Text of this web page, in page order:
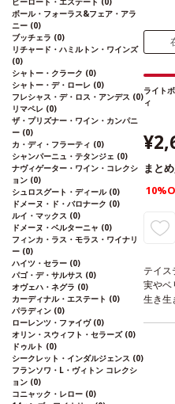
ボール・フォーラス&フェア・アラ
ニー (0)
ブッチェラ (0)
リチャード・ハミルトン・ワインズ
(0)
シャトー・クラーク (0)
シャトー・デ・ローレ (0)
フレシャス・デ・ロス・アンデス (0)
リマペレ (0)
ザ・プリズナー・ワイン・カンパニ
ー (0)
カ・ディ・フラーティ (0)
シャンパーニュ・テタンジェ (0)
ナヴィゲーター・ワイン・コレクシ
ョン (0)
シュロスグート・ディール (0)
ドメーヌ・ド・バロナーク (0)
ルイ・マックス (0)
ドメーヌ・ベルターニャ (0)
フィンカ・ラス・モラス・ワイナリ
ー (0)
ハイツ・セラー (0)
パゴ・デ・サルサス (0)
オヴェハ・ネグラ (0)
カーディナル・エステート (0)
パラディン (0)
ローレンツ・ファイヴ (0)
オリン・スウィフト・セラーズ (0)
ドゥルト (0)
シークレット・インダルジェンス (0)
フランソワ・L・ヴィトン コレクシ
ョン (0)
コニャック・レロー (0)
で、
メー
シツ
ニヨン
庫が
ィンテ
い。
ライト
ィ
まと
テイス
実やベ
生き生
ッシ
菜、
どと
ど、
が在